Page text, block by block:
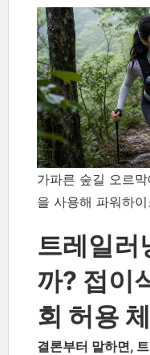
가파른 숲길 오르
을 사용해 파워하
트레일러
까? 접이
회 허용
결론부터 말하면,